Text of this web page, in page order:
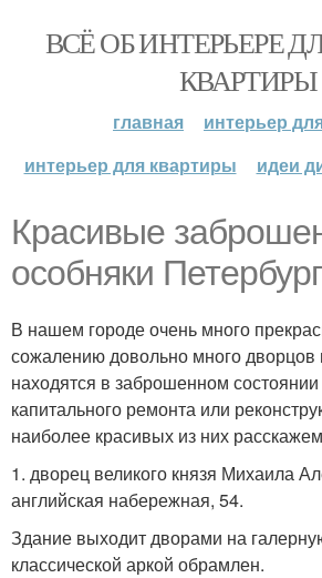
ВСЁ ОБ ИНТЕРЬЕРЕ
КВАРТИРЫ
главная
интерьер
интерьер для квартиры
идеи
Красивые
особняки
В нашем городе очень много
сожалению довольно много дворцов
находятся в заброшенном
капитального ремонта или
наиболее красивых из них
1. дворец великого князя Михаила
английская набережная, 54.
Здание выходит дворами на
классической аркой обрамлен.